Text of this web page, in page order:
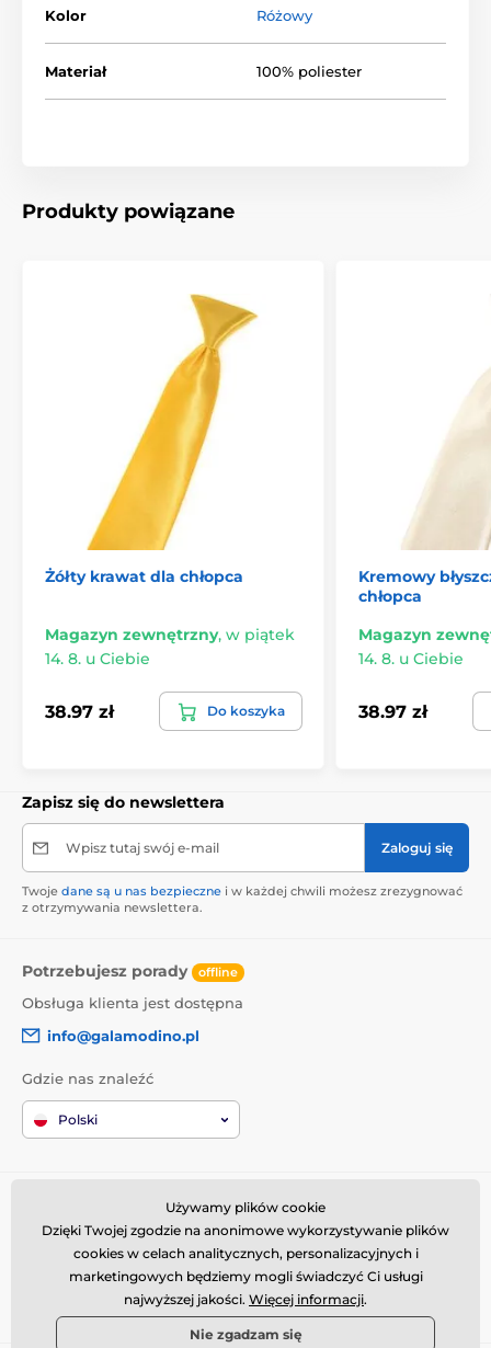
Kolor Różowy
Materiał 100% poliester
Produkty powiązane
Żółty krawat dla chłopca
Magazyn zewnętrzny, w piątek
14. 8. u Ciebie
38.97 zł Do koszyka
Kremowy
chłopca
Magazyn
14. 8. u Ciebie
38.97 zł
Zapisz się do newslettera
Wpisz tutaj swój e-mail Zaloguj się
Twoje dane są u nas bezpieczne i w każdej chwili możesz zrezygnować
z otrzymywania newslettera.
Potrzebujesz porady offline
Obsługa klienta jest dostępna
info@galamodino.pl
Gdzie nas znaleźć
Polski
Informacje o zakupach
Regulamin zakupów
Zwroty i reklamacje
Kim jesteśmy
O nas
Dane kontaktowe
Współpraca z Galamodino
Używamy plików cookie
Dzięki Twojej zgodzie na anonimowe wykorzystywanie plików
cookies w celach analitycznych, personalizacyjnych i
marketingowych będziemy mogli świadczyć Ci usługi
najwyższej jakości. Więcej informacji.
Nie zgadzam się